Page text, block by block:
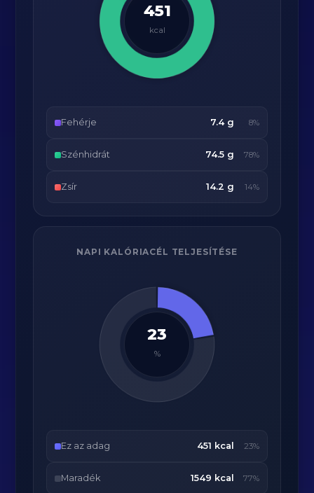
451
kcal
Fehérje 7.4 g 8%
Szénhidrát 74.5 g 78%
Zsír 14.2 g 14%
NAPI KALÓRIACÉL TELJESÍTÉSE
23
%
Ez az adag 451 kcal 23%
Maradék 1549 kcal 77%